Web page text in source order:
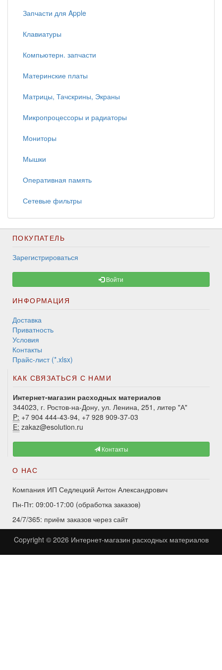
Запчасти для Apple
Клавиатуры
Компьютерн. запчасти
Материнские платы
Матрицы, Тачскрины, Экраны
Микропроцессоры и радиаторы
Мониторы
Мышки
Оперативная память
Сетевые фильтры
ПОКУПАТЕЛЬ
Зарегистрироваться
Войти
ИНФОРМАЦИЯ
Доставка
Приватность
Условия
Контакты
Прайс-лист (*.xlsx)
КАК СВЯЗАТЬСЯ С НАМИ
Интернет-магазин расходных материалов
344023, г. Ростов-на-Дону, ул. Ленина, 251, литер "А"
P: +7 904 444-43-94, +7 928 909-37-03
E: zakaz@esolution.ru
Контакты
О НАС
Компания ИП Седлецкий Антон Александрович
Пн-Пт: 09:00-17:00 (обработка заказов)
24/7/365: приём заказов через сайт
Copyright © 2026 Интернет-магазин расходных материалов